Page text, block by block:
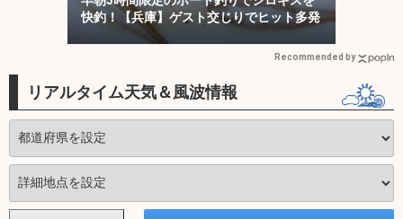
快釣！【兵庫】ゲスト交じりでヒット多発
Recommended by
リアルタイム天気＆風波情報